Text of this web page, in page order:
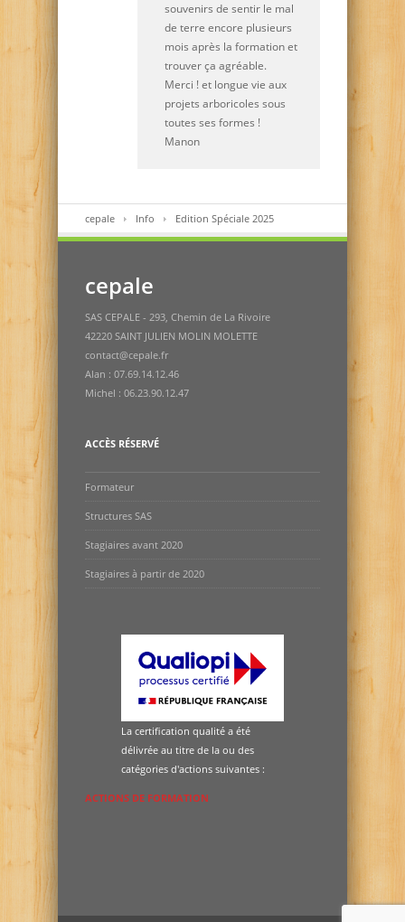
souvenirs de sentir le mal
de terre encore plusieurs
mois après la formation et
trouver ça agréable.
Merci ! et longue vie aux
projets arboricoles sous
toutes ses formes !
Manon
cepale Info Edition Spéciale 2025
cepale
SAS CEPALE - 293, Chemin de La Rivoire
42220 SAINT JULIEN MOLIN MOLETTE
contact@cepale.fr
Alan : 07.69.14.12.46
Michel : 06.23.90.12.47
ACCÈS RÉSERVÉ
Formateur
Structures SAS
Stagiaires avant 2020
Stagiaires à partir de 2020
La certification qualité a été
délivrée au titre de la ou des
catégories d'actions suivantes :
ACTIONS DE FORMATION